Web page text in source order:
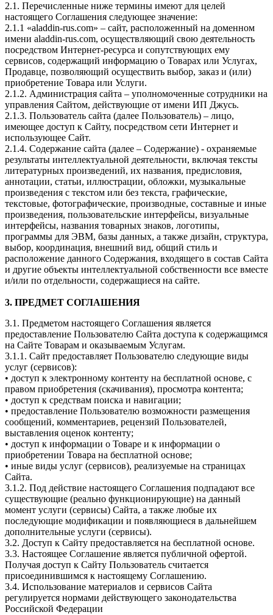
2.1. Перечисленные ниже термины имеют для целей
настоящего Соглашения следующее значение:
2.1.1 «aladdin-rus.com» – сайт, расположенный на доменном
имени aladdin-rus.com, осуществляющий свою деятельность
посредством Интернет-ресурса и сопутствующих ему
сервисов, содержащий информацию о Товарах или Услугах,
Продавце, позволяющий осуществить выбор, заказ и (или)
приобретение Товара или Услуги.
2.1.2. Администрация сайта – уполномоченные сотрудники на
управления Сайтом, действующие от имени ИП Джусь.
2.1.3. Пользователь сайта (далее Пользователь) – лицо,
имеющее доступ к Сайту, посредством сети Интернет и
использующее Сайт.
2.1.4. Содержание сайта (далее – Содержание) - охраняемые
результаты интеллектуальной деятельности, включая тексты
литературных произведений, их названия, предисловия,
аннотации, статьи, иллюстрации, обложки, музыкальные
произведения с текстом или без текста, графические,
текстовые, фотографические, производные, составные и иные
произведения, пользовательские интерфейсы, визуальные
интерфейсы, названия товарных знаков, логотипы,
программы для ЭВМ, базы данных, а также дизайн, структура,
выбор, координация, внешний вид, общий стиль и
расположение данного Содержания, входящего в состав Сайта
и другие объекты интеллектуальной собственности все вместе
и/или по отдельности, содержащиеся на сайте.
3. ПРЕДМЕТ СОГЛАШЕНИЯ
3.1. Предметом настоящего Соглашения является
предоставление Пользователю Сайта доступа к содержащимся
на Сайте Товарам и оказываемым Услугам.
3.1.1. Сайт предоставляет Пользователю следующие виды
услуг (сервисов):
• доступ к электронному контенту на бесплатной основе, с
правом приобретения (скачивания), просмотра контента;
• доступ к средствам поиска и навигации;
• предоставление Пользователю возможности размещения
сообщений, комментариев, рецензий Пользователей,
выставления оценок контенту;
• доступ к информации о Товаре и к информации о
приобретении Товара на бесплатной основе;
• иные виды услуг (сервисов), реализуемые на страницах
Сайта.
3.1.2. Под действие настоящего Соглашения подпадают все
существующие (реально функционирующие) на данный
момент услуги (сервисы) Сайта, а также любые их
последующие модификации и появляющиеся в дальнейшем
дополнительные услуги (сервисы).
3.2. Доступ к Сайту предоставляется на бесплатной основе.
3.3. Настоящее Соглашение является публичной офертой.
Получая доступ к Сайту Пользователь считается
присоединившимся к настоящему Соглашению.
3.4. Использование материалов и сервисов Сайта
регулируется нормами действующего законодательства
Российской Федерации